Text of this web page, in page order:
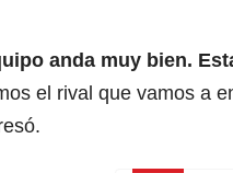
anda muy bien.
el rival que vamos a